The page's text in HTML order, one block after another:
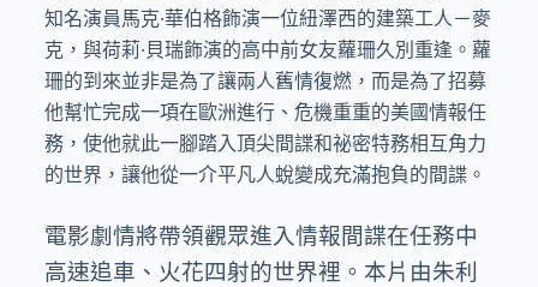
知名演員馬克·華伯格飾演一位紐澤西的建築工人－麥
克，與荷莉·貝瑞飾演的高中前女友蘿珊久別重逢。蘿
珊的到來並非是為了讓兩人舊情復燃，而是為了招募
他幫忙完成一項在歐洲進行、危機重重的美國情報任
務，使他就此一腳踏入頂尖間諜和祕密特務相互角力
的世界，讓他從一介平凡人蛻變成充滿抱負的間諜。
電影劇情將帶領觀眾進入情報間諜在任務中
高速追車、火花四射的世界裡。本片由朱利